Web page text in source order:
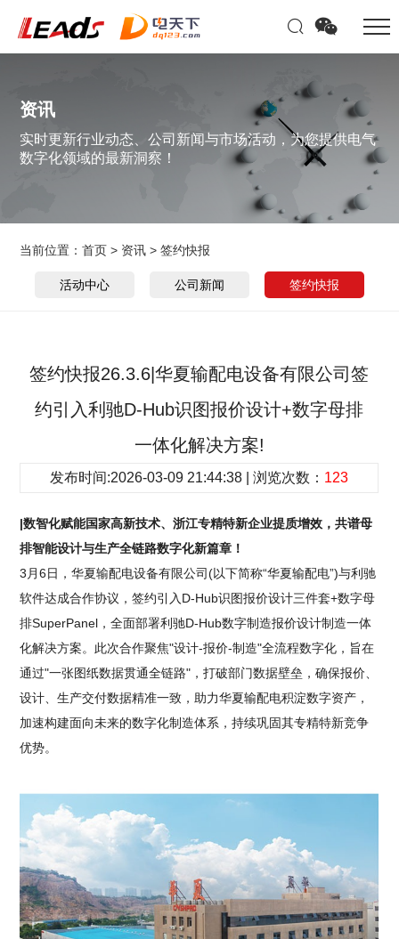
资讯
实时更新行业动态、公司新闻与市场活动，为您提供电气
数字化领域的最新洞察！
当前位置：首页 > 资讯 >签约快报
活动中心 公司新闻 签约快报
签约快报26.3.6|华夏输配电设备有限公司签
约引入利驰D-Hub识图报价设计+数字母排
一体化解决方案!
发布时间:2026-03-09 21:44:38 | 浏览次数： 123
|数智化赋能国家高新技术、浙江专精特新企业提质增效，共谱母
排智能设计与生产全链路数字化新篇章！
3月6日，华夏输配电设备有限公司(以下简称“华夏输配电”)与利驰
软件达成合作协议，签约引入D-Hub识图报价设计三件套+数字母
排SuperPanel，全面部署利驰D-Hub数字制造报价设计制造一体
化解决方案。此次合作聚焦"设计-报价-制造"全流程数字化，旨在
通过"一张图纸数据贯通全链路"，打破部门数据壁垒，确保报价、
设计、生产交付数据精准一致，助力华夏输配电积淀数字资产，
加速构建面向未来的数字化制造体系，持续巩固其专精特新竞争
优势。